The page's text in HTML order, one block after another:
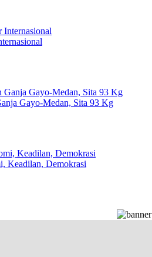
Gayo-Medan, Sita 93 Kg
Keadilan, Demokrasi